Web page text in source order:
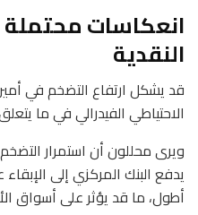
انعكاسات
النقدية
قد يشكل ارتفاع التضخم في
الاحتياطي الفيدرالي في ما
ويرى محللون أن استمرار
يدفع البنك المركزي إلى
أطول، ما قد يؤثر على أسواق